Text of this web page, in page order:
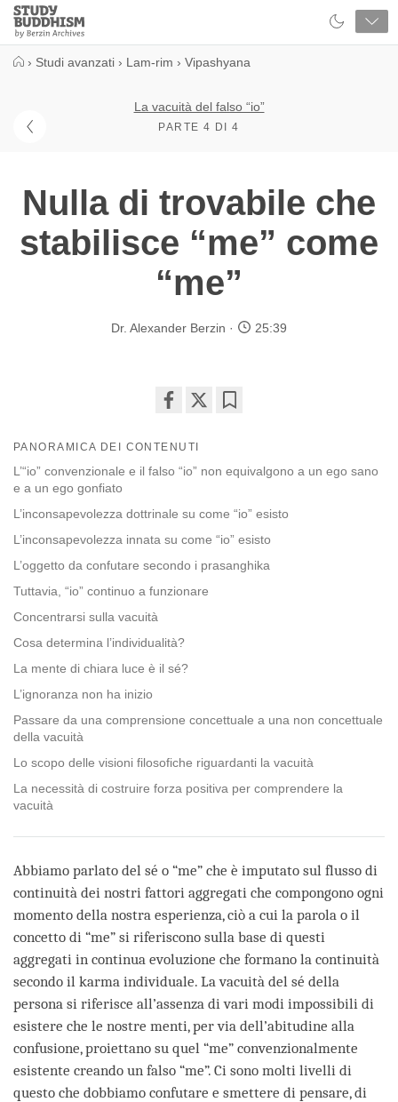
Close
Study
Buddhism
› Studi avanzati › Lam-rim › Vipashyana
La vacuità del falso “io”
PARTE 4 DI 4
Nulla di trovabile che
stabilisce “me” come
“me”
Dr. Alexander Berzin 25:39
on
facebook
PANORAMICA DEI CONTENUTI
L’“io” convenzionale e il falso “io” non equivalgono a un ego sano
e a un ego gonfiato
L’inconsapevolezza dottrinale su come “io” esisto
L’inconsapevolezza innata su come “io” esisto
L’oggetto da confutare secondo i prasanghika
Tuttavia, “io” continuo a funzionare
Concentrarsi sulla vacuità
Cosa determina l’individualità?
La mente di chiara luce è il sé?
L’ignoranza non ha inizio
Passare da una comprensione concettuale a una non concettuale
della vacuità
Lo scopo delle visioni filosofiche riguardanti la vacuità
La necessità di costruire forza positiva per comprendere la
vacuità
Abbiamo parlato del sé o “me” che è imputato sul flusso di
continuità dei nostri fattori aggregati che compongono ogni
momento della nostra esperienza, ciò a cui la parola o il
concetto di “me” si riferiscono sulla base di questi
aggregati in continua evoluzione che formano la continuità
secondo il karma individuale. La vacuità del sé della
persona si riferisce all’assenza di vari modi impossibili di
esistere che le nostre menti, per via dell’abitudine alla
confusione, proiettano su quel “me” convenzionalmente
esistente creando un falso “me”. Ci sono molti livelli di
questo che dobbiamo confutare e smettere di pensare, di